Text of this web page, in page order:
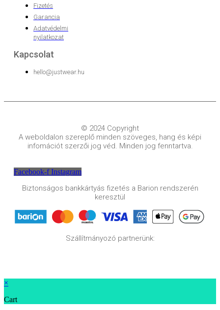
Fizetés
Garancia
Adatvédelmi
nyilatkozat
Kapcsolat
hello@justwear.hu
© 2024 Copyright
A weboldalon szereplő minden szöveges, hang és képi
infomációt szerzői jog véd. Minden jog fenntartva.
Facebook-f Instagram
Biztonságos bankkártyás fizetés a Barion rendszerén
keresztül
Szállítmányozó partnerünk:
×
Cart